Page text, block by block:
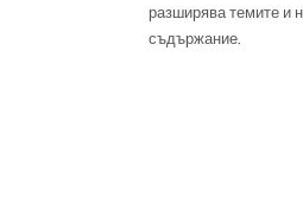
разширява темите и
съдържание.